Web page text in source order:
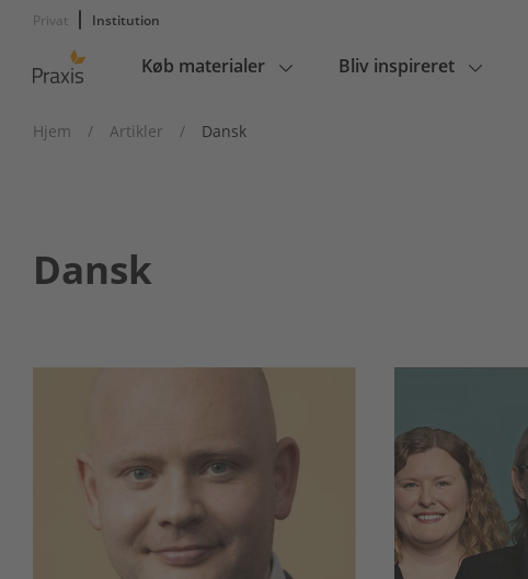
Privat Institution
Main
Køb materialer Bliv inspireret
Hjem / Artikler / Dansk
Dansk